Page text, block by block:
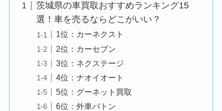
茨城県の車買取おすすめランキング15
選！車を売るならどこがいい？
1位：カーネクスト
2位：カーセブン
3位：ネクステージ
4位：ナオイオート
5位：グーネット買取
6位：外車バトン